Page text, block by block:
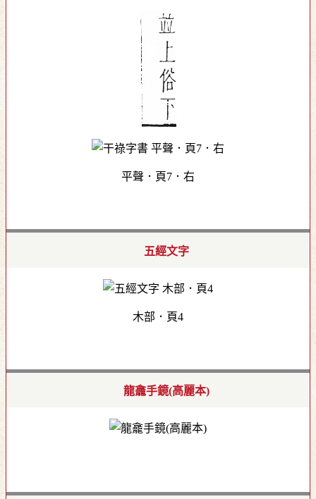
平聲．頁7．右
五經文字
木部．頁4
龍龕手鏡(高麗本)